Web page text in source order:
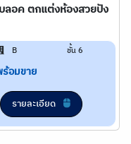
ลอค ตกแต่งห้องสวยปัง
B ชั้น 6
อมขาย
รายละเอียด